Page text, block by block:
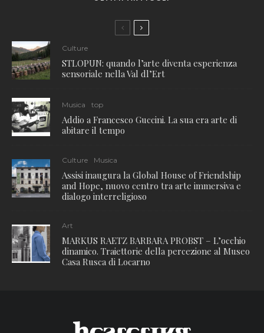
Culture
STLOPUN: quando l’arte diventa esperienza
sensoriale nella Val dl’Ert
Musica top
Addio a Francesco Guccini. La sua era arte di
abitare il tempo
Culture Musica
Assisi inaugura la Global House of Friendship
and Hope, nuovo centro tra arte immersiva e
dialogo interreligioso
Art
MARKUS RAETZ BARBARA PROBST – L’occhio
dinamico. Traiettorie della percezione al Museo
Casa Rusca di Locarno